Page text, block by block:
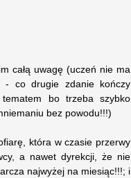
całą uwagę (uczeń nie ma
- co drugie zdanie kończy
bo trzeba szybko
bez powodu!!!)
która w czasie przerwy
a nawet dyrekcji, że nie
najwyżej na miesiąc!!!; i